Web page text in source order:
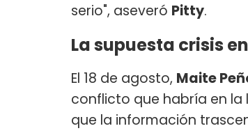
serio", aseveró Pitty.
La supuesta crisis
El 18 de agosto, Maite
conflicto que habría en la
que la información